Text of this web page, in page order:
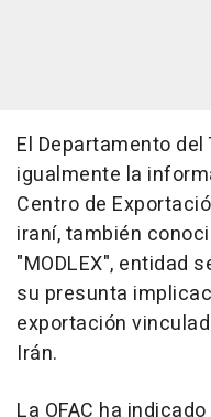
El Departamento
igualmente la
Centro de
iraní, también
"MODLEX", entidad
su presunta
exportación
Irán.
La OFAC ha